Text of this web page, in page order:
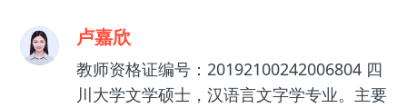
卢嘉欣
教师资格证编号：20192100242006804 四
川大学文学硕士，汉语言文字学专业。主要